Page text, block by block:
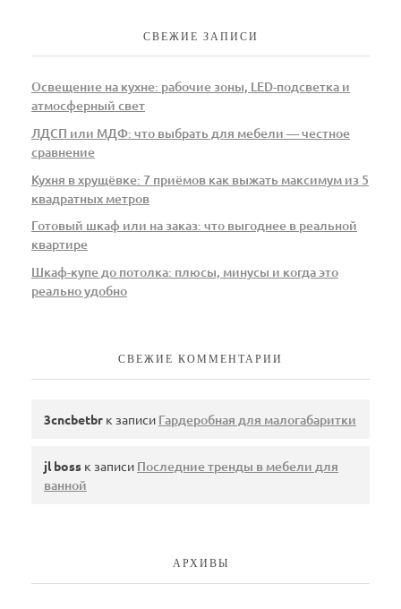
СВЕЖИЕ ЗАПИСИ
Освещение на кухне: рабочие зоны, LED-подсветка и
атмосферный свет
ЛДСП или МДФ: что выбрать для мебели — честное
сравнение
Кухня в хрущёвке: 7 приёмов как выжать максимум из 5
квадратных метров
Готовый шкаф или на заказ: что выгоднее в реальной
квартире
Шкаф-купе до потолка: плюсы, минусы и когда это
реально удобно
СВЕЖИЕ КОММЕНТАРИИ
3cncbetbr к записи Гардеробная для малогабаритки
jl boss к записи Последние тренды в мебели для
ванной
АРХИВЫ